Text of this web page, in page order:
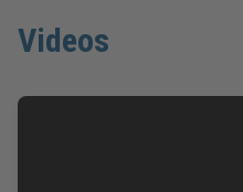
Videos